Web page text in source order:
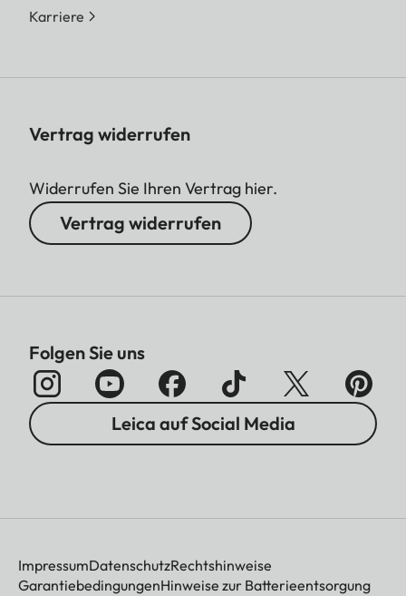
Karriere
Vertrag widerrufen
Widerrufen Sie Ihren Vertrag hier.
Vertrag widerrufen
Folgen Sie uns
Leica auf Social Media
ImpressumDatenschutzRechtshinweise
GarantiebedingungenHinweise zur Batterieentsorgung